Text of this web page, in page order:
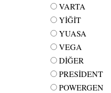
VARTA
YİĞİT
YUASA
VEGA
DİĞER
PRESİDENT
POWERGEN